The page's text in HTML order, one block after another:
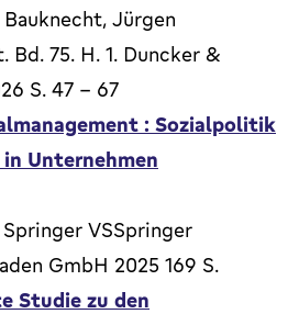
Jürgen
75. H. 1. Duncker &
S. 47 - 67
: Sozialpolitik
Unternehmen
VSSpringer
GmbH 2025 169 S.
Studie zu den